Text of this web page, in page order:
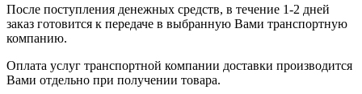
После поступления денежных средств, в течение 1-2 дней
заказ готовится к передаче в выбранную Вами транспортную
компанию.
Оплата услуг транспортной компании доставки производится
Вами отдельно при получении товара.